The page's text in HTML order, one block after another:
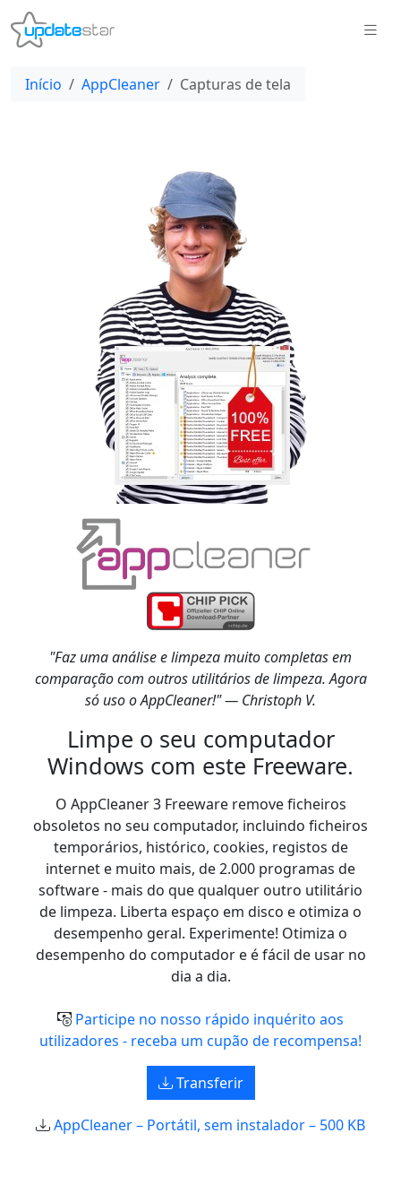
Início AppCleaner Capturas de tela
"Faz uma análise e limpeza muito completas em
comparação com outros utilitários de limpeza. Agora
só uso o AppCleaner!" — Christoph V.
Limpe o seu computador
Windows com este Freeware.
O AppCleaner 3 Freeware remove ficheiros
obsoletos no seu computador, incluindo ficheiros
temporários, histórico, cookies, registos de
internet e muito mais, de 2.000 programas de
software - mais do que qualquer outro utilitário
de limpeza. Liberta espaço em disco e otimiza o
desempenho geral. Experimente! Otimiza o
desempenho do computador e é fácil de usar no
dia a dia.
Participe no nosso rápido inquérito aos
utilizadores - receba um cupão de recompensa!
Transferir
AppCleaner – Portátil, sem instalador – 500 KB